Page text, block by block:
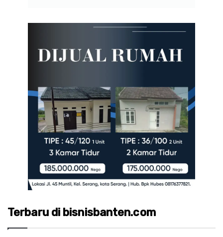
Terbaru di bisnisbanten.com